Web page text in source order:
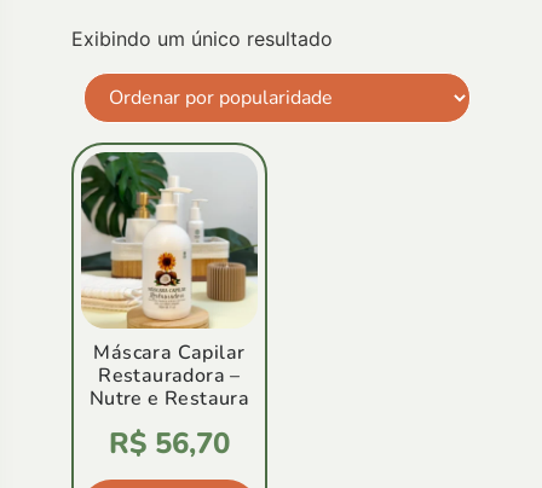
Exibindo um único resultado
Máscara Capilar
Restauradora –
Nutre e Restaura
4.78
de
5
R$ 56,70